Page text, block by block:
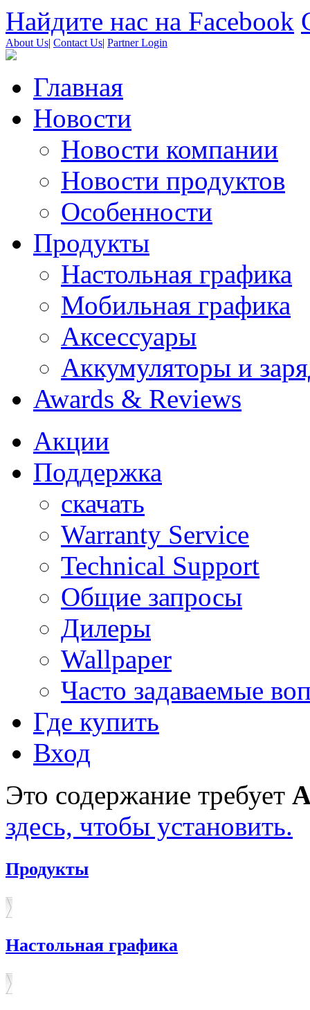
Найдите нас на Facebook
About Us| Contact Us| Partner Login
Главная
Новости
Новости компании
Новости продуктов
Особенности
Продукты
Настольная графика
Мобильная графика
Аксессуары
Аккумуляторы и
Awards & Reviews
Акции
Поддержка
скачать
Warranty Service
Technical Support
Общие запросы
Дилеры
Wallpaper
Часто задаваемые
Где купить
Вход
Это содержание требует
здесь, чтобы установить.
Продукты
Настольная графика